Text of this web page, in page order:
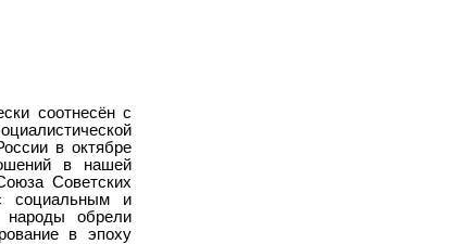
соотнесён с
в октябре
в нашей
Советских
социальным и
народы обрели
в эпоху